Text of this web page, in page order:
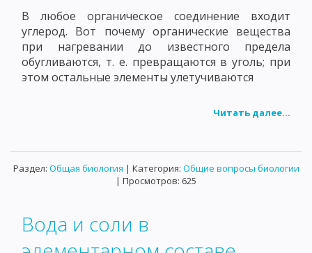
В любое органическое соединение входит
углерод. Вот почему органические вещества
при нагревании до известного предела
обугливаются, т. е. превращаются в уголь; при
этом остальные элементы улетучиваются
Читать далее...
Раздел: Общая биология | Категория: Общие вопросы биологии
| Просмотров: 625
Вода и соли в